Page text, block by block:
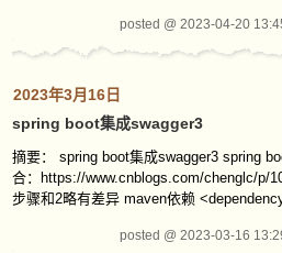
posted @ 2023-04-20
2023年3月16日
spring boot集成swagger3
摘要： spring boot集成swagger3 spring
合：https://www.cnblogs.com/chenglc/p/
步骤和2略有差异 maven依赖
posted @ 2023-03-16